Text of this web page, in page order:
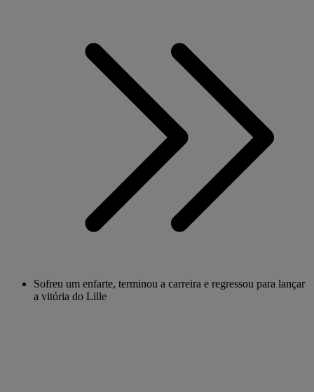
Sofreu um enfarte, terminou a carreira e regressou para lançar
a vitória do Lille